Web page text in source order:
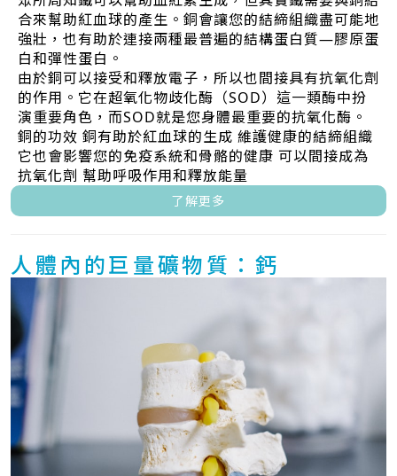
合來幫助紅血球的產生。銅會讓您的結締組織盡可能地
強壯，也有助於連接兩種最普遍的結構蛋白質—膠原蛋
白和彈性蛋白。
由於銅可以接受和釋放電子，所以也間接具有抗氧化劑
的作用。它在超氧化物歧化酶（SOD）這一類酶中扮
演重要角色，而SOD就是您身體最重要的抗氧化酶。
銅的功效 銅有助於紅血球的生成 維護健康的結締組織
它也會影響您的免疫系統和骨骼的健康 可以間接成為
抗氧化劑 幫助呼吸作用和釋放能量
了解更多
人體內的巨量礦物質：鈣